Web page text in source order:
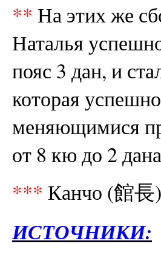
** На этих же
Наталья
пояс 3 дан, и
которая
меняющимися
от 8 кю до 2
*** Канчо (館長
ИСТОЧНИКИ: